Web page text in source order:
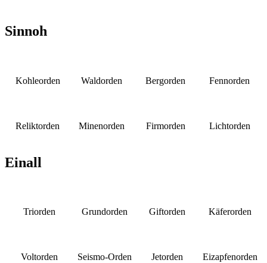
Sinnoh
Kohleorden Waldorden Bergorden Fennorden
Reliktorden Minenorden Firmorden Lichtorden
Einall
Triorden Grundorden Giftorden Käferorden
Voltorden Seismo-Orden Jetorden Eizapfenorden